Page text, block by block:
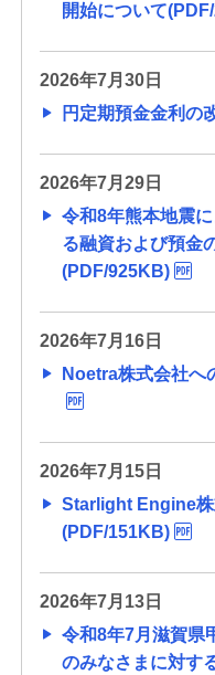
開始について
2026年7月30日
円定期預金金利の
2026年7月29日
令和8年熊本地震
る融資および預金
(PDF/925KB)
2026年7月16日
Noetra株式会社へ
2026年7月15日
Starlight Engine株
(PDF/151KB)
2026年7月13日
令和8年7月滋賀県
のみなさまに対す